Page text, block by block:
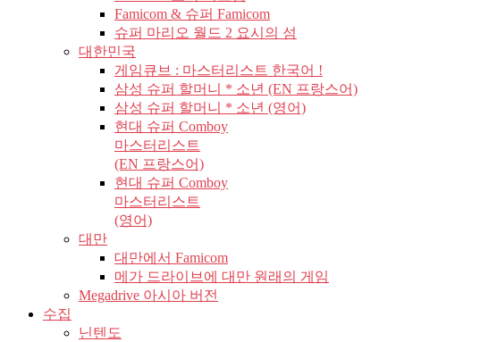
Famicom & 슈퍼 Famicom
슈퍼 마리오 월드 2 요시의 섬
대한민국
게임큐브 : 마스터리스트 한국어 !
삼성 슈퍼 할머니 * 소년 (EN 프랑스어)
삼성 슈퍼 할머니 * 소년 (영어)
현대 슈퍼 Comboy
마스터리스트
(EN 프랑스어)
현대 슈퍼 Comboy
마스터리스트
(영어)
대만
대만에서 Famicom
메가 드라이브에 대만 원래의 게임
Megadrive 아시아 버전
수집
닌텐도